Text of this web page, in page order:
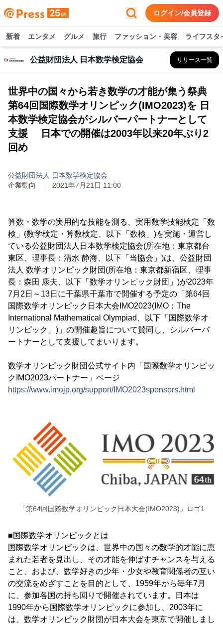
ログイン/会員登録
新着 エンタメ グルメ 旅行 ファッション・美容 ライフスタ
公益財団法人 日本数学検定協会 リリース一覧
世界中の国々から若き数学の才能が集う祭典
第64回国際数学オリンピック(IMO2023)を 日
本数学検定協会がシルバーパートナーとして
支援 日本での開催は2003年以来20年ぶり2
回め
公益財団法人 日本数学検定協会
企業動向
2021年7月21日 11:00
算数・数学の実用的な技能を測る、実用数学技能検定「数
検」(数学検定・算数検定、以下「数検」)を実施・運営し
ている公益財団法人日本数学検定協会(所在地：東京都台
東区、理事長：清水 静海、以下「当協会」)は、公益財団
法人 数学オリンピック財団(所在地：東京都新宿区、理事
長：森田 康夫、以下「数学オリンピック財団」)が2023年
7月2日～13日に千葉県千葉市で開催する予定の「第64回
国際数学オリンピック日本大会IMO2023(IMO：The
International Mathematical Olympiad、以下「国際数学オ
リンピック」)」の開催趣旨について賛同し、シルバーパ
ートナーとして支援してまいります。
数学オリンピック財団公式サイト内「国際数学オリンピッ
クIMO2023パートナー」ページ
https://www.imojp.org/support/IMO2023sponsors.html
「第64回国際数学オリンピック日本大会(IMO2023)」ロゴ1
■国際数学オリンピックとは
国際数学オリンピックは、世界中の国々の数学的才能に恵
まれた若者を見出し、その才能を伸ばすチャンスを与える
こと、および、数学好きの少年・少女や教育関係者の互い
の交流をめざすことを目的として、1959年から毎年7月
に、参加各国の持ち回りで開催されています。日本は
1990年から国際数学オリンピックに参加し、2003年に
は、数学オリンピック財団が日本大会を東京で開催しまし